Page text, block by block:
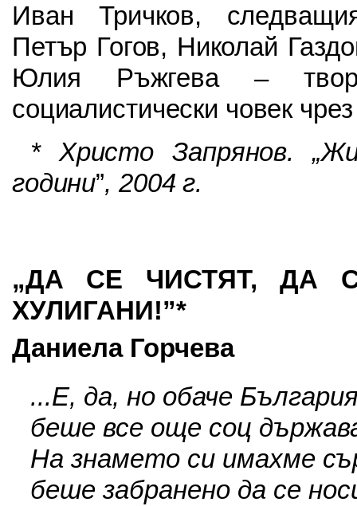
Иван Тричков,
Петър Гогов, Николай
Юлия Ръжгева –
социалистически човек
* Христо Запрянов.„
години”, 2004 г.
„ДА СЕ ЧИСТЯТ, ДА
ХУЛИГАНИ!”*
ДаниелаГорчева
...Е, да, но обаче
беше все още соц
На знамето си имахме
беше забранено да се